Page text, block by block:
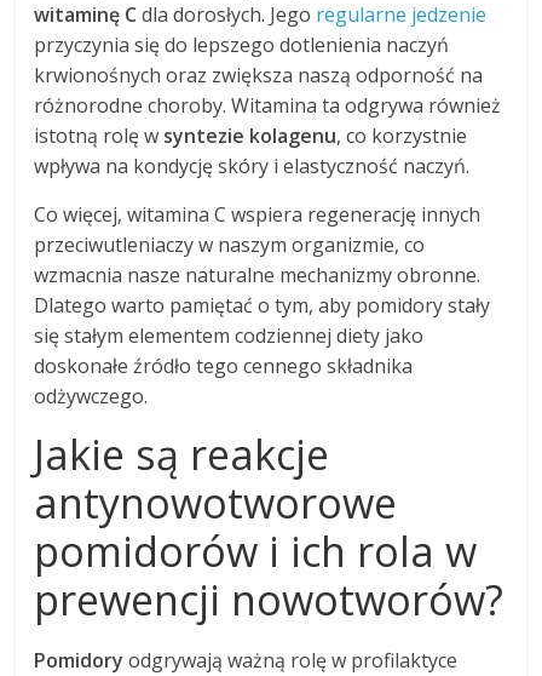
witaminę Cdla dorosłych. Jego regularne jedzenie
przyczynia się do lepszego dotlenienia naczyń
krwionośnych oraz zwiększa naszą odporność na
różnorodne choroby. Witamina ta odgrywa również
istotną rolę w syntezie kolagenu, co korzystnie
wpływa na kondycję skóry i elastyczność naczyń.
Co więcej, witamina C wspiera regenerację innych
przeciwutleniaczy w naszym organizmie, co
wzmacnia nasze naturalne mechanizmy obronne.
Dlatego warto pamiętać o tym, aby pomidory stały
się stałym elementem codziennej diety jako
doskonałe źródło tego cennego składnika
odżywczego.
Jakie są reakcje
antynowotworowe
pomidorów i ich rola w
prewencji nowotworów?
Pomidory odgrywają ważną rolę w profilaktyce